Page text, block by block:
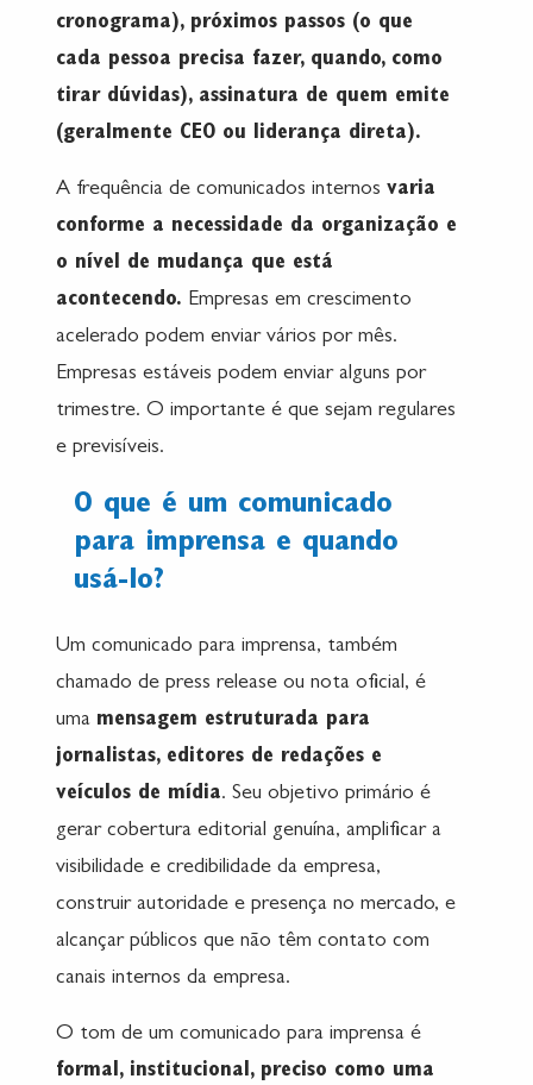
cronograma), próximos passos (o que
cada pessoa precisa fazer, quando, como
tirar dúvidas), assinatura de quem emite
(geralmente CEO ou liderança direta).
A frequência de comunicados internos varia
conforme a necessidade da organização e
o nível de mudança que está
acontecendo. Empresas em crescimento
acelerado podem enviar vários por mês.
Empresas estáveis podem enviar alguns por
trimestre. O importante é que sejam regulares
e previsíveis.
O que é um comunicado
para imprensa e quando
usá-lo?
Um comunicado para imprensa, também
chamado de press release ou nota oficial, é
uma mensagem estruturada para
jornalistas, editores de redações e
veículos de mídia. Seu objetivo primário é
gerar cobertura editorial genuína, amplificar a
visibilidade e credibilidade da empresa,
construir autoridade e presença no mercado, e
alcançar públicos que não têm contato com
canais internos da empresa.
O tom de um comunicado para imprensa é
formal, institucional, preciso como uma